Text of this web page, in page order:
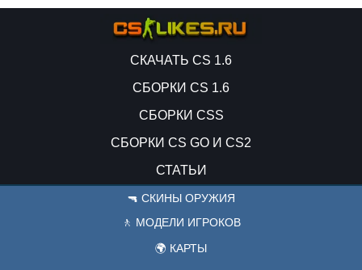
СКАЧАТЬ CS 1.6
СБОРКИ CS 1.6
СБОРКИ CSS
СБОРКИ CS GO И CS2
СТАТЬИ
🔫 СКИНЫ ОРУЖИЯ
🚶 МОДЕЛИ ИГРОКОВ
🌍 КАРТЫ